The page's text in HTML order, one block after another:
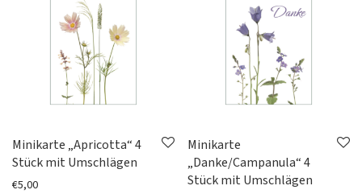
Minikarte „Apricotta“ 4
Stück mit Umschlägen
€5,00
Minikarte
„Danke/Campanula“ 4
Stück mit Umschlägen